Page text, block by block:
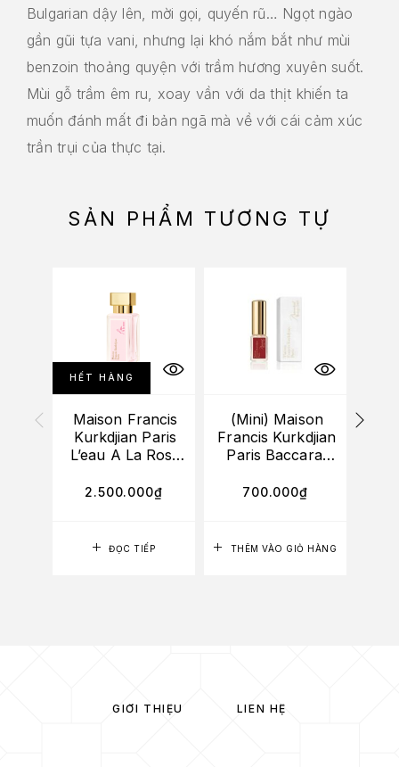
Bulgarian dậy lên, mời gọi, quyến rũ… Ngọt ngào
gần gũi tựa vani, nhưng lại khó nắm bắt như mùi
benzoin thoảng quyện với trầm hương xuyên suốt.
Mùi gỗ trầm êm ru, xoay vần với da thịt khiến ta
muốn đánh mất đi bản ngã mà về với cái cảm xúc
trần trụi của thực tại.
SẢN PHẨM TƯƠNG TỰ
HẾT HÀNG
ĐỌC TIẾP
Maison Francis
Kurkdjian Paris
L’eau A La Rose
2.500.000₫
THÊM VÀO GIỎ HÀNG
(Mini) Maison
Francis Kurkdjian
Paris Baccarat
5ml
700.000₫
GIỚI THIỆU LIÊN HỆ